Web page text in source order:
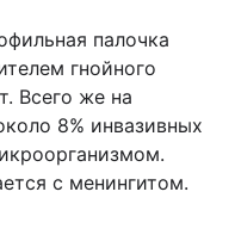
палочка
гнойного
Всего же на
8% инвазивных
с менингитом.